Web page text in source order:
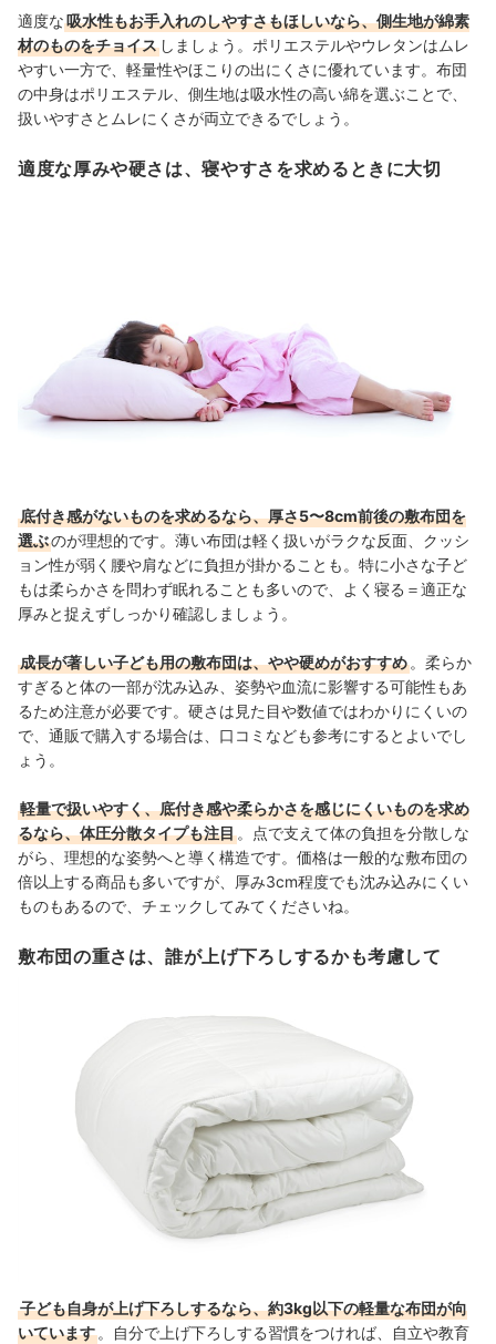
適度な吸水性もお手入れのしやすさもほしいなら、側生地が綿素
材のものをチョイス しましょう。ポリエステルやウレタンはムレ
やすい一方で、軽量性やほこりの出にくさに優れています。布団
の中身はポリエステル、側生地は吸水性の高い綿を選ぶことで、
扱いやすさとムレにくさが両立できるでしょう。
適度な厚みや硬さは、寝やすさを求めるときに大切
底付き感がないものを求めるなら、厚さ5〜8cm前後の敷布団を
選ぶのが理想的です。薄い布団は軽く扱いがラクな反面、クッシ
ョン性が弱く腰や肩などに負担が掛かることも。特に小さな子ど
もは柔らかさを問わず眠れることも多いので、よく寝る＝適正な
厚みと捉えずしっかり確認しましょう。
成長が著しい子ども用の敷布団は、やや硬めがおすすめ。柔らか
すぎると体の一部が沈み込み、姿勢や血流に影響する可能性もあ
るため注意が必要です。硬さは見た目や数値ではわかりにくいの
で、通販で購入する場合は、口コミなども参考にするとよいでし
ょう。
軽量で扱いやすく、底付き感や柔らかさを感じにくいものを求め
るなら、体圧分散タイプも注目。点で支えて体の負担を分散しな
がら、理想的な姿勢へと導く構造です。価格は一般的な敷布団の
倍以上する商品も多いですが、厚み3cm程度でも沈み込みにくい
ものもあるので、チェックしてみてくださいね。
敷布団の重さは、誰が上げ下ろしするかも考慮して
子ども自身が上げ下ろしするなら、約3kg以下の軽量な布団が向
いています 。自分で上げ下ろしする習慣をつければ、自立や教育